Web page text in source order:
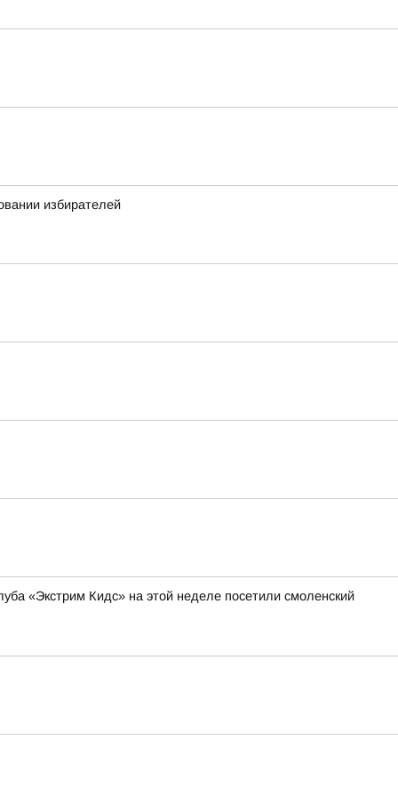
избирателей
«Экстрим Кидс» на этой неделе посетили смоленский